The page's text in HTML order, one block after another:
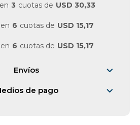
3 cuotas de USD 30,33
6 cuotas de USD 15,17
6 cuotas de USD 15,17
Envíos
de pago